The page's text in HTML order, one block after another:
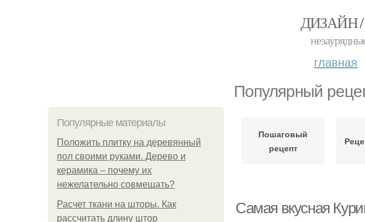
ДИЗАЙН /
главная
Популярный
Популярные материалы
Положить плитку на деревянный
пол своими руками. Дерево и
керамика – почему их
нежелательно совмещать?
Расчет ткани на шторы. Как
рассчитать длину штор
Пошаговый
рецепт
Самая вкусная